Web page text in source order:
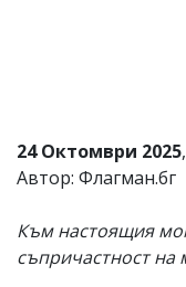
и
редакцията
не
отговорност
за
тях!
24 Октомври 2025
Автор: Флагман.бг
Към настоящия
съпричастност на